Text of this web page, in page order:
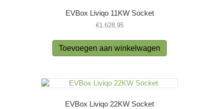
EVBox Liviqo 11KW Socket
€1.628,95
Toevoegen aan winkelwagen
EVBox Liviqo 22KW Socket